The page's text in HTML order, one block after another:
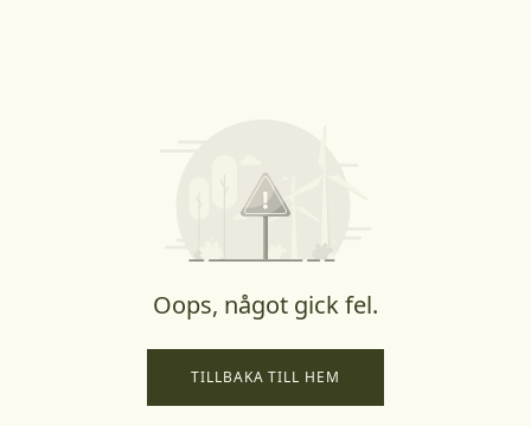
Oops, något gick fel.
TILLBAKA TILL HEM